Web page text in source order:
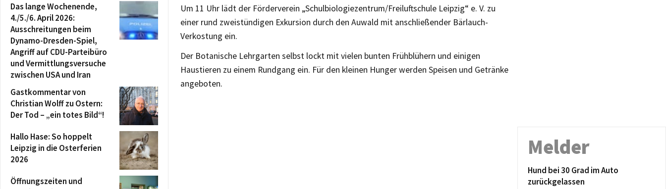
Um 11 Uhr lädt der Förderverein „Schulbiologiezentrum/Freiluftschule Leipzig“ e. V. zu
einer rund zweistündigen Exkursion durch den Auwald mit anschließender Bärlauch-
Verkostung ein.
Der Botanische Lehrgarten selbst lockt mit vielen bunten Frühblühern und einigen
Haustieren zu einem Rundgang ein. Für den kleinen Hunger werden Speisen und Getränke
angeboten.
Das lange Wochenende,
4./5./6. April 2026:
Ausschreitungen beim
Dynamo-Dresden-Spiel,
Angriff auf CDU-Parteibüro
und Vermittlungsversuche
zwischen USA und Iran
Gastkommentar von
Christian Wolff zu Ostern:
Der Tod – „ein totes Bild“!
Hallo Hase: So hoppelt
Leipzig in die Osterferien
2026
Öffnungszeiten und
Melder
Hund bei 30 Grad im Auto
zurückgelassen